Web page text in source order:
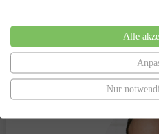
Haben
Sprechen
Wir helfen
Alle
Nur